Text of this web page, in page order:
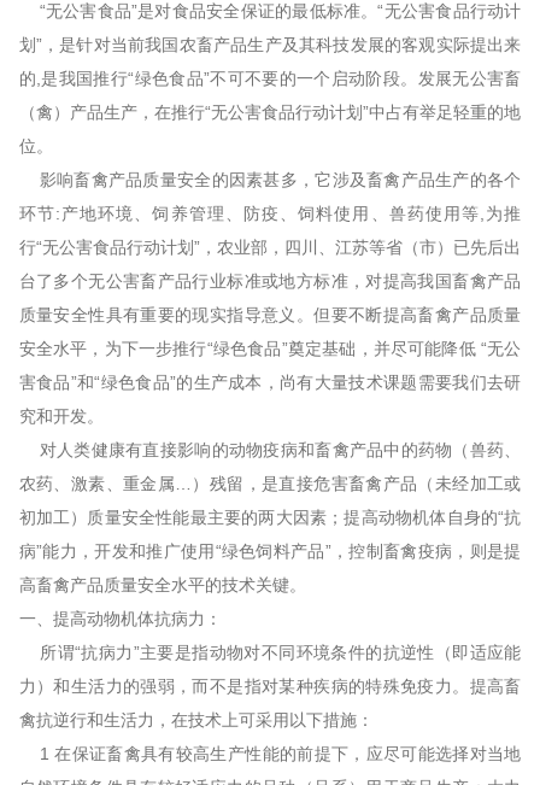
“无公害食品”是对食品安全保证的最低标准。“无公害食品行动计
划”，是针对当前我国农畜产品生产及其科技发展的客观实际提出来
的,是我国推行“绿色食品”不可不要的一个启动阶段。发展无公害畜
（禽）产品生产，在推行“无公害食品行动计划”中占有举足轻重的地
位。
影响畜禽产品质量安全的因素甚多，它涉及畜禽产品生产的各个
环节:产地环境、饲养管理、防疫、饲料使用、兽药使用等,为推
行“无公害食品行动计划”，农业部，四川、江苏等省（市）已先后出
台了多个无公害畜产品行业标准或地方标准，对提高我国畜禽产品
质量安全性具有重要的现实指导意义。但要不断提高畜禽产品质量
安全水平，为下一步推行“绿色食品”奠定基础，并尽可能降低 “无公
害食品”和“绿色食品”的生产成本，尚有大量技术课题需要我们去研
究和开发。
对人类健康有直接影响的动物疫病和畜禽产品中的药物（兽药、
农药、激素、重金属…）残留，是直接危害畜禽产品（未经加工或
初加工）质量安全性能最主要的两大因素；提高动物机体自身的“抗
病”能力，开发和推广使用“绿色饲料产品”，控制畜禽疫病，则是提
高畜禽产品质量安全水平的技术关键。
一、提高动物机体抗病力：
所谓“抗病力”主要是指动物对不同环境条件的抗逆性（即适应能
力）和生活力的强弱，而不是指对某种疾病的特殊免疫力。提高畜
禽抗逆行和生活力，在技术上可采用以下措施：
1 在保证畜禽具有较高生产性能的前提下，应尽可能选择对当地